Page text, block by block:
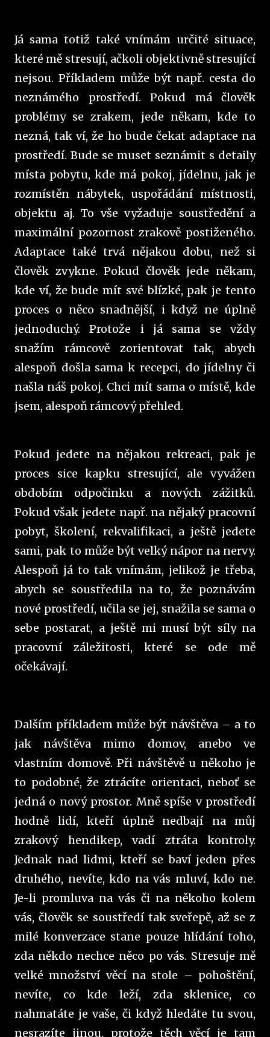
Já sama totiž také vnímám určité situace,
které mě stresují, ačkoli objektivně stresující
nejsou. Příkladem může být např. cesta do
neznámého prostředí. Pokud má člověk
problémy se zrakem, jede někam, kde to
nezná, tak ví, že ho bude čekat adaptace na
prostředí. Bude se muset seznámit s detaily
místa pobytu, kde má pokoj, jídelnu, jak je
rozmístěn nábytek, uspořádání místnosti,
objektu aj. To vše vyžaduje soustředění a
maximální pozornost zrakově postiženého.
Adaptace také trvá nějakou dobu, než si
člověk zvykne. Pokud člověk jede někam,
kde ví, že bude mít své blízké, pak je tento
proces o něco snadnější, i když ne úplně
jednoduchý. Protože i já sama se vždy
snažím rámcově zorientovat tak, abych
alespoň došla sama k recepci, do jídelny či
našla náš pokoj. Chci mít sama o místě, kde
jsem, alespoň rámcový přehled.
Pokud jedete na nějakou rekreaci, pak je
proces sice kapku stresující, ale vyvážen
obdobím odpočinku a nových zážitků.
Pokud však jedete např. na nějaký pracovní
pobyt, školení, rekvalifikaci, a ještě jedete
sami, pak to může být velký nápor na nervy.
Alespoň já to tak vnímám, jelikož je třeba,
abych se soustředila na to, že poznávám
nové prostředí, učila se jej, snažila se sama o
sebe postarat, a ještě mi musí být síly na
pracovní záležitosti, které se ode mě
očekávají.
Dalším příkladem může být návštěva – a to
jak návštěva mimo domov, anebo ve
vlastním domově. Při návštěvě u někoho je
to podobné, že ztrácíte orientaci, neboť se
jedná o nový prostor. Mně spíše v prostředí
hodně lidí, kteří úplně nedbají na můj
zrakový hendikep, vadí ztráta kontroly.
Jednak nad lidmi, kteří se baví jeden přes
druhého, nevíte, kdo na vás mluví, kdo ne.
Je-li promluva na vás či na někoho kolem
vás, člověk se soustředí tak sveřepě, až se z
milé konverzace stane pouze hlídání toho,
zda někdo nechce něco po vás. Stresuje mě
velké množství věcí na stole – pohoštění,
nevíte, co kde leží, zda sklenice, co
nahmatáte je vaše, či když hledáte tu svou,
nesrazíte jinou, protože těch věcí je tam